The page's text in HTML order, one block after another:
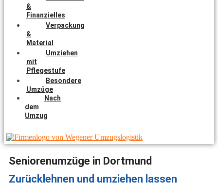
&
Finanzielles
Verpackung
&
Material
Umziehen
mit
Pflegestufe
Besondere
Umzüge
Nach
dem
Umzug
Seniorenumzüge in Dortmund
Zurücklehnen und umziehen lassen